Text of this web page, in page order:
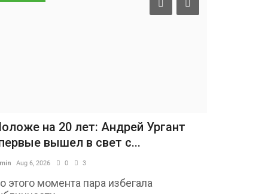
на 20 лет: Андрей Ургант
вышел в свет с...
Aug 6, 2026 0 3
этого момента пара избегала